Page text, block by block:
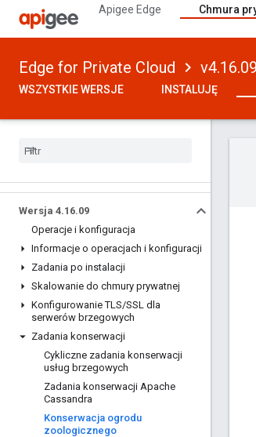
Apigee Edge Chmura
Edge for Private Cloud v4.16.09
WSZYSTKIE WERSJE INSTALUJĘ
Wersja 4.16.09
Operacje i konfiguracja
Informacje o operacjach i konfiguracji
Zadania po instalacji
Skalowanie do chmury prywatnej
Konfigurowanie TLS/SSL dla
serwerów brzegowych
Zadania konserwacji
Cykliczne zadania konserwacji
usług brzegowych
Zadania konserwacji Apache
Cassandra
Konserwacja ogrodu
zoologicznego